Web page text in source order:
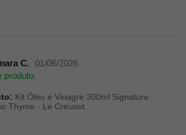
C.
01/06/2026
produto.
Kit Óleo e Vinagre 300ml Signature
Thyme - Le Creuset